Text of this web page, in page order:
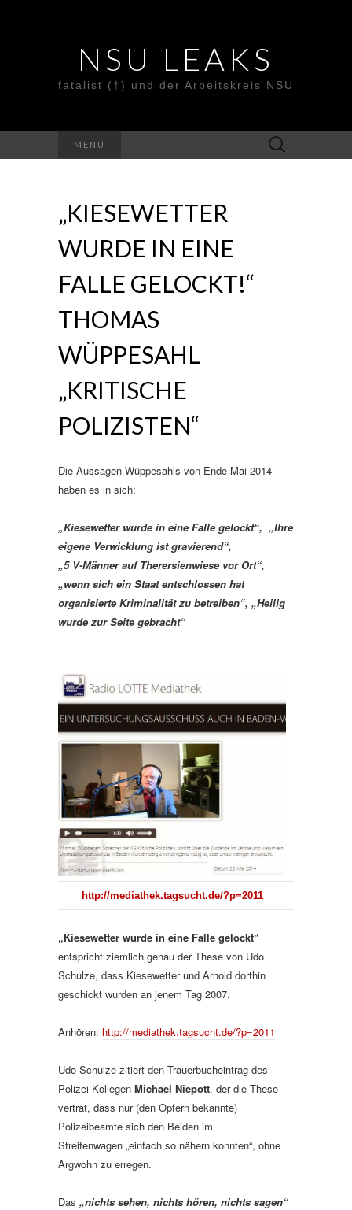
NSU LEAKS
fatalist (†) und der Arbeitskreis NSU
MENU
Suche
nach:
„KIESEWETTER
WURDE IN EINE
FALLE GELOCKT!“
THOMAS
WÜPPESAHL
„KRITISCHE
POLIZISTEN“
Die Aussagen Wüppesahls von Ende Mai 2014
haben es in sich:
„Kiesewetter wurde in eine Falle gelockt“, „Ihre
eigene Verwicklung ist gravierend“,
„5 V-Männer auf Therersienwiese vor Ort“,
„wenn sich ein Staat entschlossen hat
organisierte Kriminalität zu betreiben“, „Heilig
wurde zur Seite gebracht“
http://mediathek.tagsucht.de/?p=2011
„Kiesewetter wurde in eine Falle gelockt“
entspricht ziemlich genau der These von Udo
Schulze, dass Kiesewetter und Arnold dorthin
geschickt wurden an jenem Tag 2007.
Anhören: http://mediathek.tagsucht.de/?p=2011
Udo Schulze zitiert den Trauerbucheintrag des
Polizei-Kollegen Michael Niepott, der die These
vertrat, dass nur (den Opfern bekannte)
Polizeibeamte sich den Beiden im
Streifenwagen „einfach so nähern konnten“, ohne
Argwohn zu erregen.
Das „nichts sehen, nichts hören, nichts sagen“